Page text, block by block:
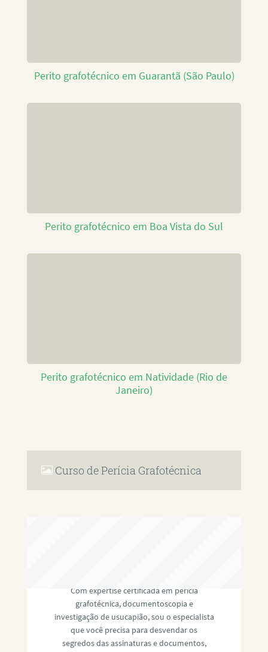
Perito grafotécnico em Guarantã (São Paulo)
Perito grafotécnico em Boa Vista do Sul
Perito grafotécnico em Natividade (Rio de
Janeiro)
Curso de Perícia Grafotécnica
Com expertise certificada em perícia
grafotécnica, documentoscopia e
investigação de usucapião, sou o especialista
que você precisa para desvendar os
segredos das assinaturas e documentos,